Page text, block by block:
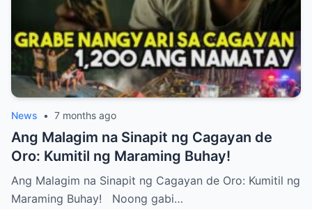
News • 7 months ago
Ang Malagim na Sinapit ng Cagayan de
Oro: Kumitil ng Maraming Buhay!
Ang Malagim na Sinapit ng Cagayan de Oro: Kumitil ng
Maraming Buhay! Noong gabi…